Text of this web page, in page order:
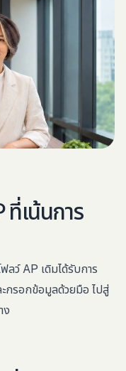
ที่เน้นการ
ลว์ AP เดิมได้รับการ
กรอกข้อมูลด้วยมือ ไปสู่
ง